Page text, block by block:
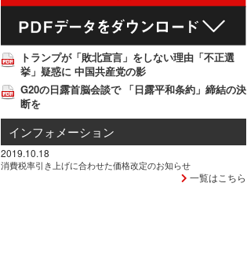
トランプが「敗北宣言」をしない理由「不正選
挙」疑惑に 中国共産党の影
G20の日露首脳会談で 「日露平和条約」締結の決
断を
インフォメーション
2019.10.18
消費税率引き上げに合わせた価格改定のお知らせ
一覧はこちら